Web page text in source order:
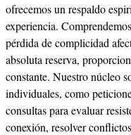
ofrecemos un respaldo
experiencia.
pérdida de complicidad
absoluta reserva,
constante. Nuestro núcleo
individuales, como
consultas para evaluar
conexión, resolver